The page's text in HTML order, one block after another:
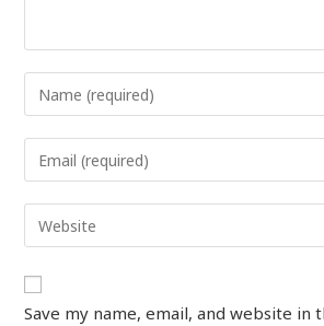
Save my name, email, and website in